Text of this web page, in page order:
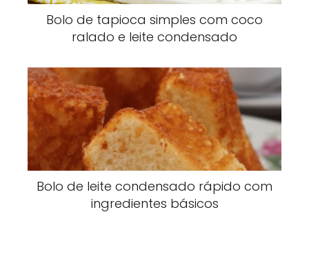
Bolo de tapioca simples com coco
ralado e leite condensado
Bolo de leite condensado rápido com
ingredientes básicos